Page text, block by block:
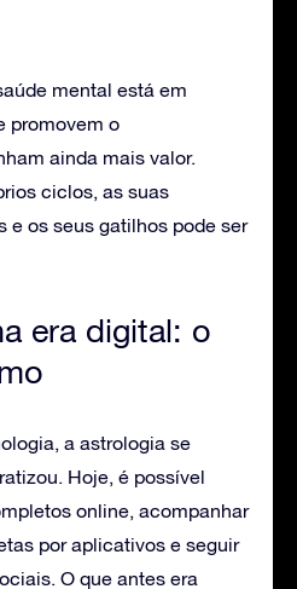
mental está em
promovem o
ainda mais valor.
ciclos, as suas
e os seus gatilhos pode ser
era digital: o
a astrologia se
Hoje, é possível
online, acompanhar
por aplicativos e seguir
O que antes era